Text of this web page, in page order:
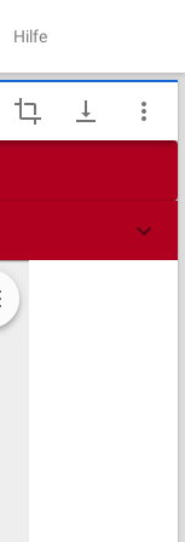
Hilfe